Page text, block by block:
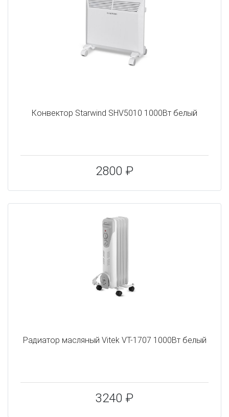
Конвектор Starwind SHV5010 1000Вт белый
2800 ₽
Радиатор масляный Vitek VT-1707 1000Вт белый
3240 ₽